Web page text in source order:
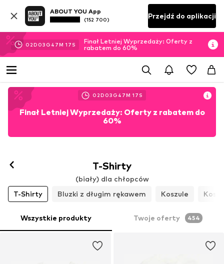
ABOUT YOU App
(152 700) Przejdź do aplikacji
02D 03 G 47M 15 S
Finał Letniej Wyprzedaży: Oferty z
rabatem do 60%
02D 03 G 47M 15 S
Finał Letniej Wyprzedaży: Oferty z rabatem do
60%
T-Shirty
(biały) dla chłopców
T-Shirty
Bluzki z długim rękawem Koszule
Wszystkie produkty Twoje oferty 454